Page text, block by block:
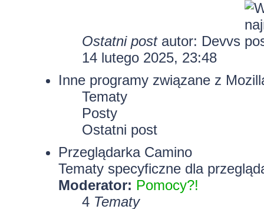
Ostatni postautor: Devvs
14 lutego 2025, 23:48
Inne programy związane z
Tematy
Posty
Ostatni post
Przeglądarka Camino
Tematy specyficzne dla
Moderator: Pomocy?!
4 Tematy